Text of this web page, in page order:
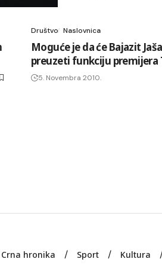
Društvo Naslovnica
Moguće je da će Bajazit
preuzeti funkciju premijera
5. Novembra 2010.
Crna hronika Sport Kultura